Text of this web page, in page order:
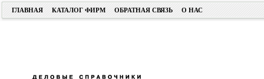
ГЛАВНАЯ КАТАЛОГ ФИРМ ОБРАТНАЯ СВЯЗЬ О НАС